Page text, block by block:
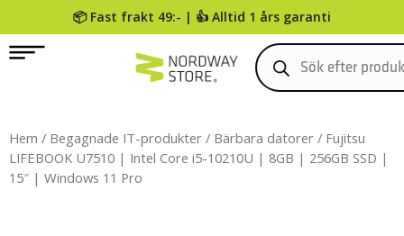
📦 Fast frakt 49:- | 👍 Alltid 1 års garanti
0
Hem / Begagnade IT-produkter / Bärbara datorer / Fujitsu
LIFEBOOK U7510 | Intel Core i5-10210U | 8GB | 256GB SSD |
15″ | Windows 11 Pro